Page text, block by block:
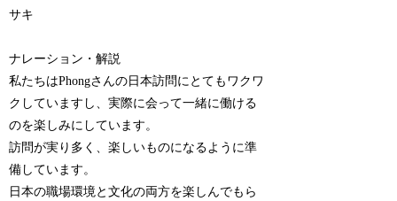
サキ
ナレーション・解説
私たちはPhongさんの日本訪問にとてもワクワ
クしていますし、実際に会って一緒に働ける
のを楽しみにしています。
訪問が実り多く、楽しいものになるように準
備しています。
日本の職場環境と文化の両方を楽しんでもら